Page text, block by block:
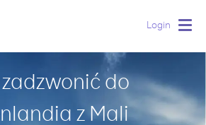
Login
do
z Mali